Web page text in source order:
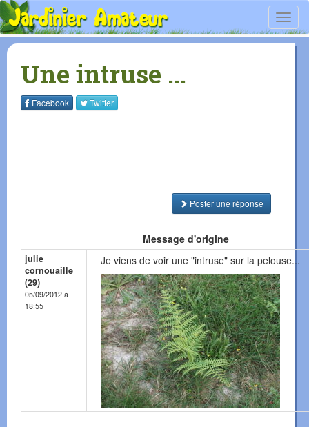
Une intruse ...
Facebook Twitter
Poster une réponse
Message d'origine
julie
cornouaille
(29)
05/09/2012 à
18:55
Je viens de voir une "intruse" sur la pelouse...